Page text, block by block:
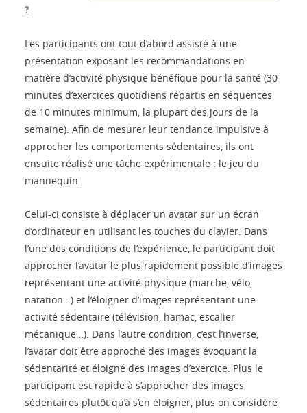
?
Les participants ont tout d’abord assisté à une
présentation exposant les recommandations en
matière d’activité physique bénéfique pour la santé (30
minutes d’exercices quotidiens répartis en séquences
de 10 minutes minimum, la plupart des jours de la
semaine). Afin de mesurer leur tendance impulsive à
approcher les comportements sédentaires, ils ont
ensuite réalisé une tâche expérimentale : le jeu du
mannequin.
Celui-ci consiste à déplacer un avatar sur un écran
d’ordinateur en utilisant les touches du clavier. Dans
l’une des conditions de l’expérience, le participant doit
approcher l’avatar le plus rapidement possible d’images
représentant une activité physique (marche, vélo,
natation…) et l’éloigner d’images représentant une
activité sédentaire (télévision, hamac, escalier
mécanique…). Dans l’autre condition, c’est l’inverse,
l’avatar doit être approché des images évoquant la
sédentarité et éloigné des images d’exercice. Plus le
participant est rapide à s’approcher des images
sédentaires plutôt qu’à s’en éloigner, plus on considère